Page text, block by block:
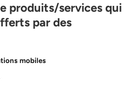
produits/services qui
par des
mobiles